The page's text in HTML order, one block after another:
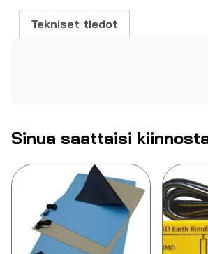
Tekniset tiedot
Sinua saattaisi